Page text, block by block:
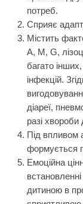
потреб.
Сприяє
Містить
А, М, G,
багато
інфекцій.
діареї,
разі
Під впливом
формується
Емоційна
дитиною в